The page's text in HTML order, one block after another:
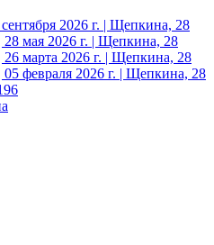
2026 г. | Щепкина, 28
мая 2026 г. | Щепкина, 28
марта 2026 г. | Щепкина, 28
февраля 2026 г. | Щепкина, 28